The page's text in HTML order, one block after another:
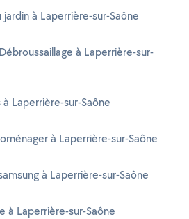
à Laperrière-sur-Saône
à Laperrière-sur-
Laperrière-sur-Saône
à Laperrière-sur-Saône
à Laperrière-sur-Saône
à Laperrière-sur-Saône